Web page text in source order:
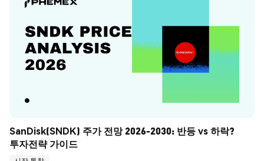
SanDisk(SNDK) 주가 전망 2026-2030: 반등 vs 하락?
투자전략 가이드